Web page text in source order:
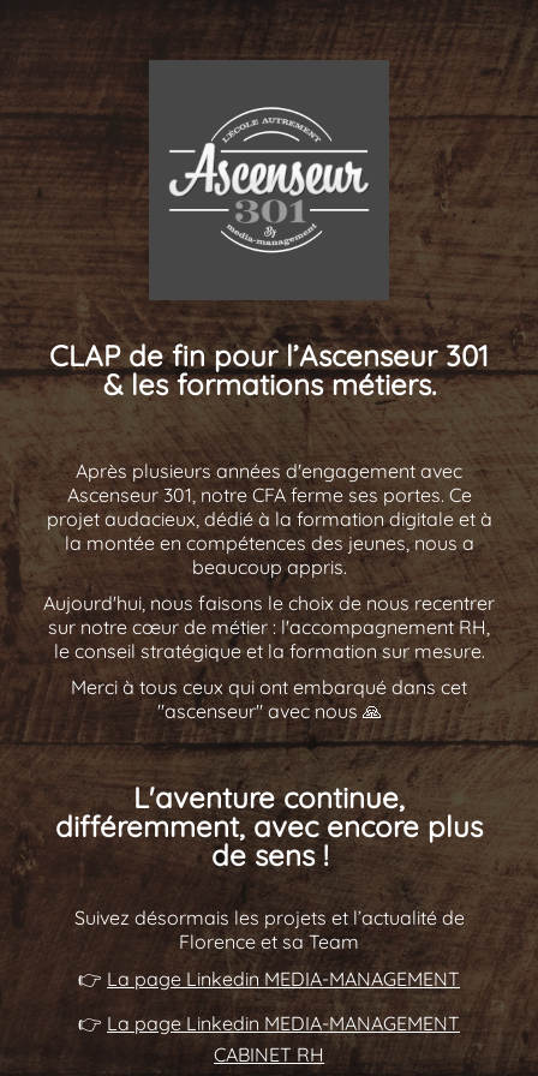
CLAP de fin pour l’Ascenseur 301
& les formations métiers.
Après plusieurs années d'engagement avec
Ascenseur 301, notre CFA ferme ses portes. Ce
projet audacieux, dédié à la formation digitale et à
la montée en compétences des jeunes, nous a
beaucoup appris.
Aujourd'hui, nous faisons le choix de nous recentrer
sur notre cœur de métier : l'accompagnement RH,
le conseil stratégique et la formation sur mesure.
Merci à tous ceux qui ont embarqué dans cet
"ascenseur" avec nous 🙏
L'aventure continue,
différemment, avec encore plus
de sens !
Suivez désormais les projets et l’actualité de
Florence et sa Team
👉 La page Linkedin MEDIA-MANAGEMENT
👉 La page Linkedin MEDIA-MANAGEMENT
CABINET RH